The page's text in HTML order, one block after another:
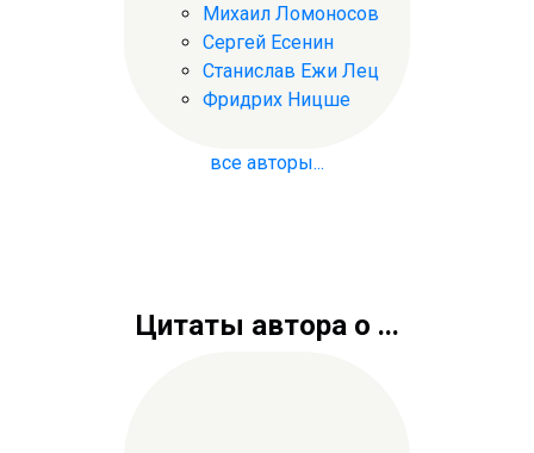
Михаил Ломоносов
Сергей Есенин
Станислав Ежи Лец
Фридрих Ницше
все авторы...
Цитаты автора о ...